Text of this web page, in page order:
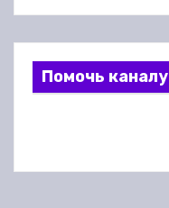
Помочь каналу